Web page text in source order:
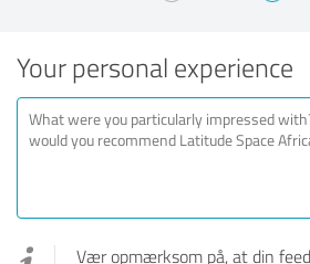
Your personal experience
Vær opmærksom på, at din